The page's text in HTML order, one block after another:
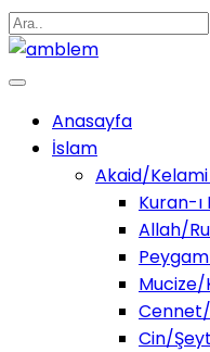
Anasayfa
İslam
Akaid/
Kuran-ı
Allah/
Cin/